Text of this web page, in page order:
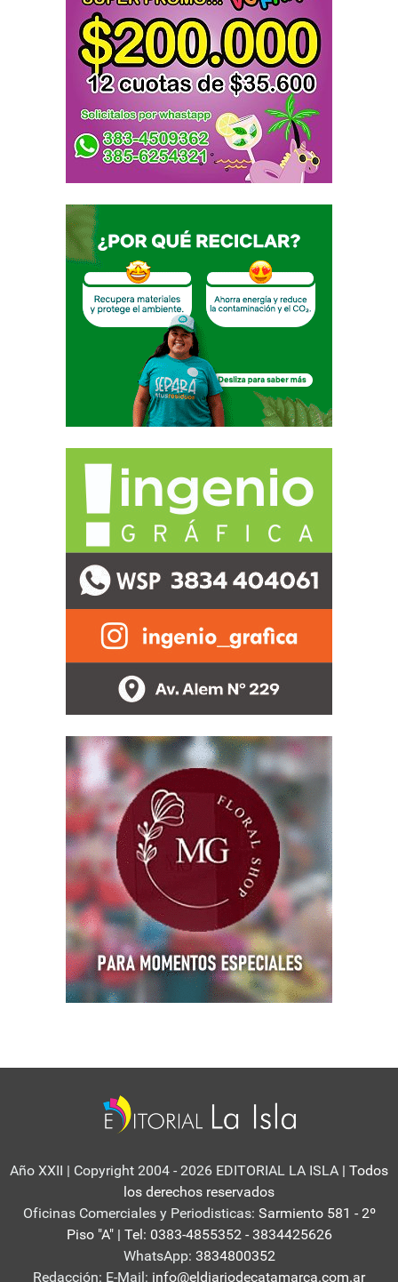
Año XXII | Copyright 2004 - 2026 EDITORIAL LA ISLA | Todos
los derechos reservados
Oficinas Comerciales y Periodisticas: Sarmiento 581 - 2º
Piso "A" | Tel: 0383-4855352 - 3834425626
WhatsApp: 3834800352
Redacción: E-Mail: info@eldiariodecatamarca.com.ar